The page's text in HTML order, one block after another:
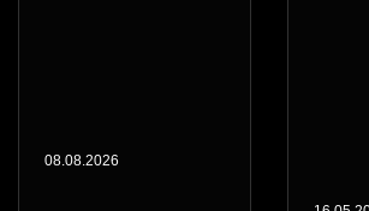
08.08.2026